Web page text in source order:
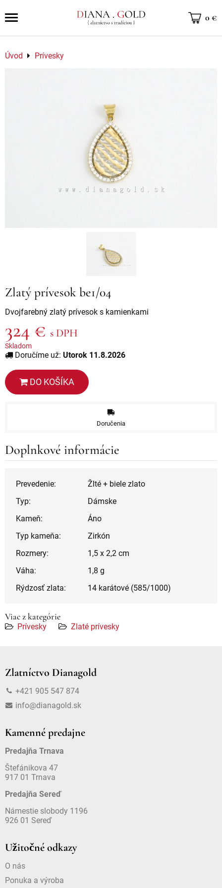
0 €
Úvod Prívesky
Zlatý prívesok be1/04
Dvojfarebný zlatý prívesok s kamienkami
324 € s DPH
Skladom
Doručíme už: Utorok 11.8.2026
DO KOŠÍKA
Doručenia
Doplnkové informácie
Prevedenie:
Žlté + biele zlato
Typ:
Dámske
Kameň:
Áno
Typ kameňa:
Zirkón
Rozmery:
1,5 x 2,2 cm
Váha:
1,8 g
Rýdzosť zlata:
14 karátové (585/1000)
Viac z kategórie
Prívesky Zlaté prívesky
Zlatníctvo Dianagold
+421 905 547 874
info@dianagold.sk
Kamenné predajne
Predajňa Trnava
Štefánikova 47
917 01 Trnava
Predajňa Sereď
Námestie slobody 1196
926 01 Sereď
Užitočné odkazy
O nás
Ponuka a výroba